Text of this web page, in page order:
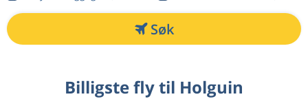
Søk
Billigste fly til Holguin